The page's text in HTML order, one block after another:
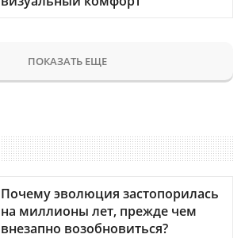
ПОКАЗАТЬ ЕЩЕ
Почему эволюция застопорилась
на миллионы лет, прежде чем
внезапно возобновиться?